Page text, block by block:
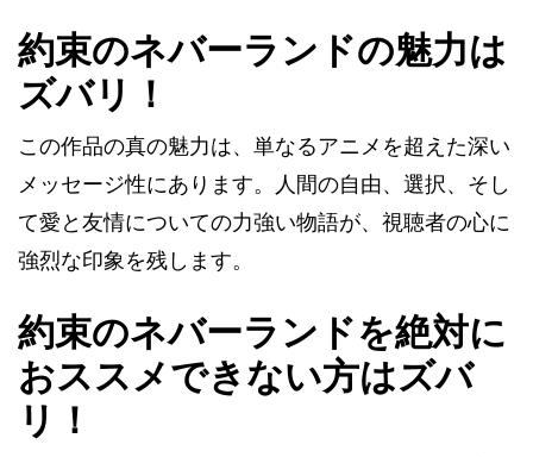
約束のネバーランドの魅力は
ズバリ！
この作品の真の魅力は、単なるアニメを超えた深い
メッセージ性にあります。人間の自由、選択、そし
て愛と友情についての力強い物語が、視聴者の心に
強烈な印象を残します。
約束のネバーランドを絶対に
おススメできない方はズバ
リ！